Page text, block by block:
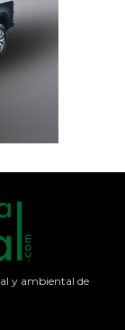
y ambiental de